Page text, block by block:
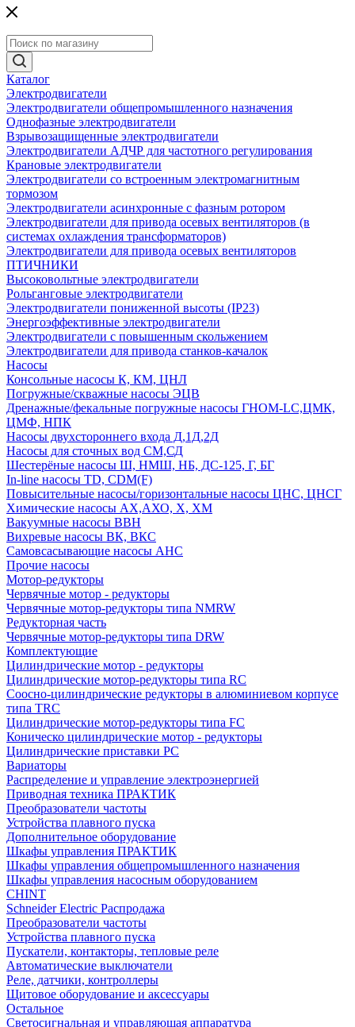
Каталог
Электродвигатели
Электродвигатели общепромышленного назначения
Однофазные электродвигатели
Взрывозащищенные электродвигатели
Электродвигатели АДЧР для частотного регулирования
Крановые электродвигатели
Электродвигатели со встроенным электромагнитным
тормозом
Электродвигатели асинхронные с фазным ротором
Электродвигатели для привода осевых вентиляторов (в
системах охлаждения трансформаторов)
Электродвигатели для привода осевых вентиляторов
ПТИЧНИКИ
Высоковольтные электродвигатели
Рольганговые электродвигатели
Электродвигатели пониженной высоты (IP23)
Энергоэффективные электродвигатели
Электродвигатели с повышенным скольжением
Электродвигатели для привода станков-качалок
Насосы
Консольные насосы К, КМ, ЦНЛ
Погружные/скважные насосы ЭЦВ
Дренажные/фекальные погружные насосы ГНОМ-LC,ЦМК,
ЦМФ, НПК
Насосы двухстороннего входа Д,1Д,2Д
Насосы для сточных вод СМ,СД
Шестерёные насосы Ш, НМШ, НБ, ДС-125, Г, БГ
In-line насосы TD, CDM(F)
Повысительные насосы/горизонтальные насосы ЦНС, ЦНСГ
Химические насосы АХ,АХО, Х, ХМ
Вакуумные насосы ВВН
Вихревые насосы ВК, ВКС
Самовсасывающие насосы АНС
Прочие насосы
Мотор-редукторы
Червячные мотор - редукторы
Червячные мотор-редукторы типа NMRW
Редукторная часть
Червячные мотор-редукторы типа DRW
Комплектующие
Цилиндрические мотор - редукторы
Цилиндрические мотор-редукторы типа RC
Соосно-цилиндрические редукторы в алюминиевом корпусе
типа TRC
Цилиндрические мотор-редукторы типа FC
Коническо цилиндрические мотор - редукторы
Цилиндрические приставки PC
Вариаторы
Распределение и управление электроэнергией
Приводная техника ПРАКТИК
Преобразователи частоты
Устройства плавного пуска
Дополнительное оборудование
Шкафы управления ПРАКТИК
Шкафы управления общепромышленного назначения
Шкафы управления насосным оборудованием
CHINT
Schneider Electric Распродажа
Преобразователи частоты
Устройства плавного пуска
Пускатели, контакторы, тепловые реле
Автоматические выключатели
Реле, датчики, контроллеры
Щитовое оборудование и аксессуары
Остальное
Светосигнальная и управляющая аппаратура